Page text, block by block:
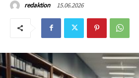
redaktion 15.06.2026